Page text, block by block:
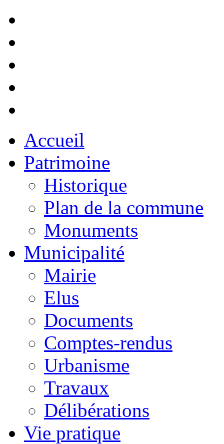
Accueil
Patrimoine
Historique
Plan de la commune
Monuments
Municipalité
Mairie
Elus
Documents
Comptes-rendus
Urbanisme
Travaux
Délibérations
Vie pratique